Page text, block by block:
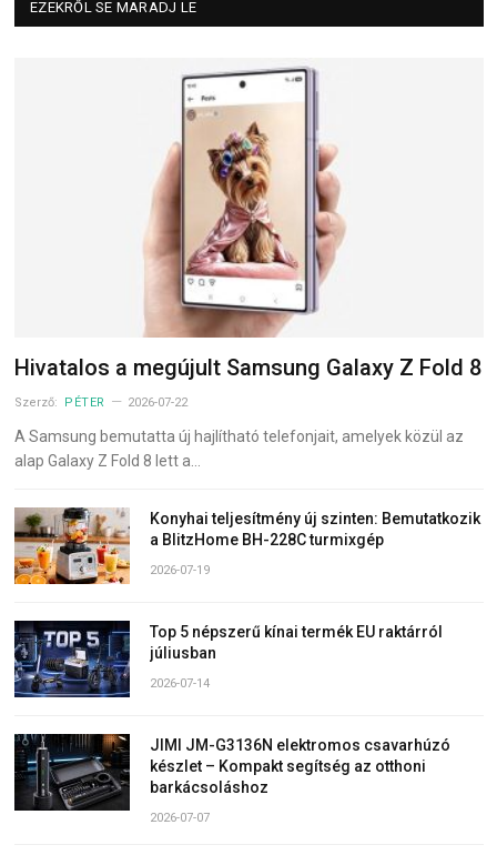
EZEKRŐL SE MARADJ LE
Hivatalos a megújult Samsung Galaxy Z Fold 8
Szerző: PÉTER 2026-07-22
A Samsung bemutatta új hajlítható telefonjait, amelyek közül az
alap Galaxy Z Fold 8 lett a…
Konyhai teljesítmény új szinten: Bemutatkozik
a BlitzHome BH-228C turmixgép
2026-07-19
Top 5 népszerű kínai termék EU raktárról
júliusban
2026-07-14
JIMI JM-G3136N elektromos csavarhúzó
készlet – Kompakt segítség az otthoni
barkácsoláshoz
2026-07-07